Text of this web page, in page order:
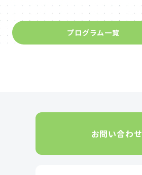
プログラム一覧
お問い合わせ